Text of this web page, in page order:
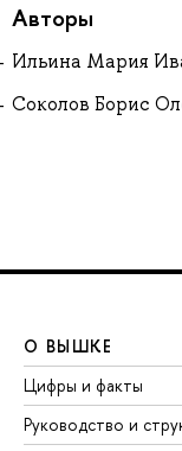
Авторы
Ильина Мария
Соколов Борис
О ВЫШКЕ
Цифры и факты
Руководство и